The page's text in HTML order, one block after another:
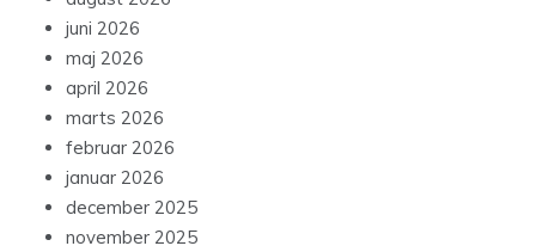
juni 2026
maj 2026
april 2026
marts 2026
februar 2026
januar 2026
december 2025
november 2025